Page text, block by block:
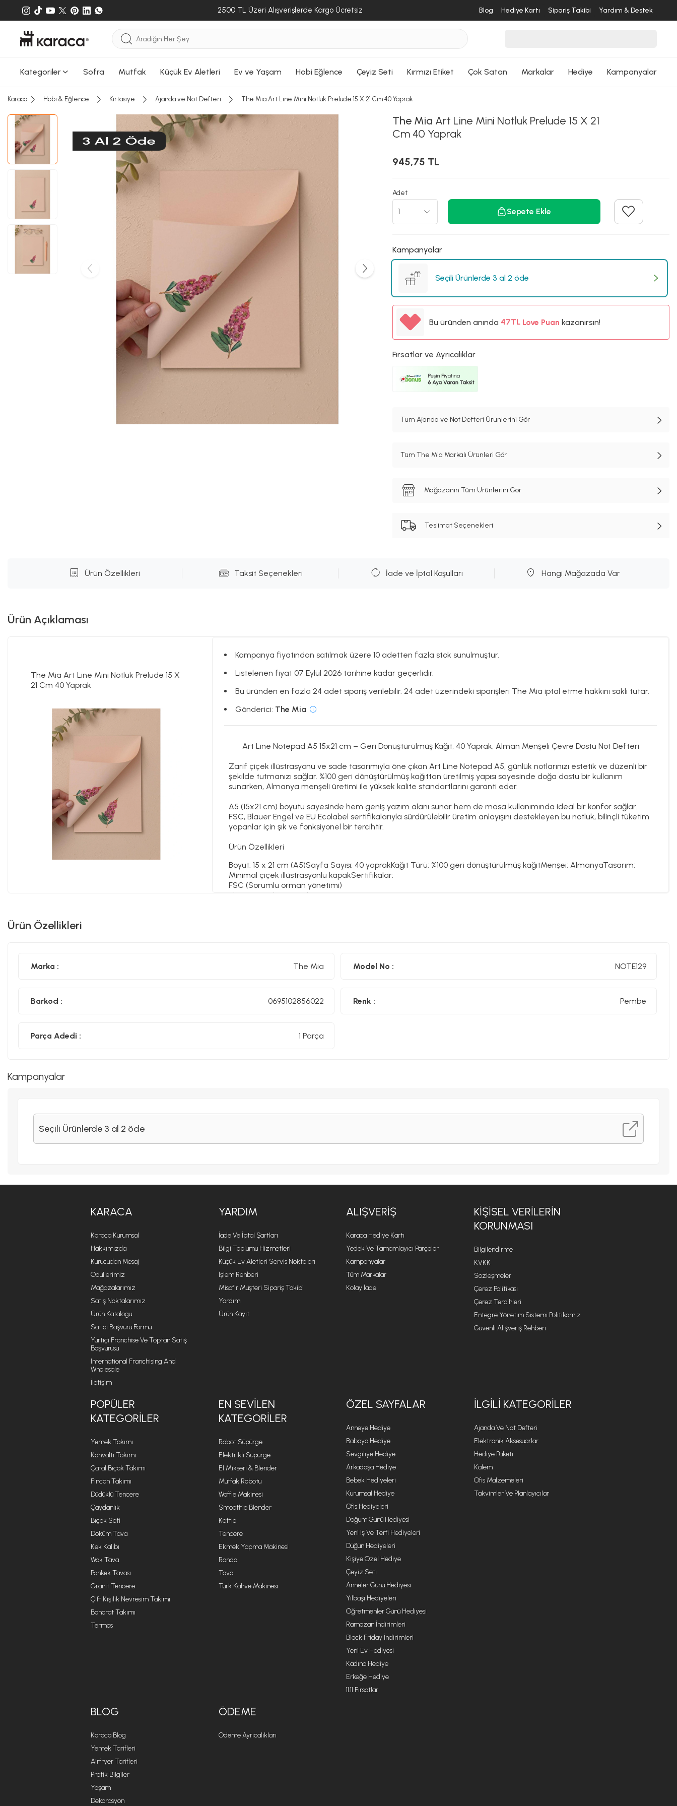
2500 TL Üzeri Alışverişlerde Kargo Ücretsiz Blog Hediye Kartı Sipariş Takibi Yardım & Destek
Kategoriler Sofra Mutfak Küçük Ev Aletleri Ev ve Yaşam Hobi Eğlence Çeyiz Seti Kırmızı Etiket Çok Satan Markalar Hediye Kampanyalar
ALIŞVERİŞE DEVAM ET
Karaca Hobi & Eğlence Kırtasiye Ajanda ve Not Defteri The Mia Art Line Mini Notluk Prelude 15 X 21 Cm 40 Yaprak
The Mia Art Line Mini Notluk Prelude 15 X 21
Cm 40 Yaprak
945,75 TL
Adet
Sepete Ekle
Kampanyalar
Seçili Ürünlerde 3 al 2 öde
Bu üründen anında %5
%5
Love Puankazanırsın!
Fırsatlar ve Ayrıcalıklar
Tüm Ajanda ve Not Defteri Ürünlerini Gör
Tüm The Mia Markalı Ürünleri Gör
Mağazanın Tüm Ürünlerini Gör
Teslimat Seçenekleri
Ürün Özellikleri Taksit Seçenekleri İade ve İptal Koşulları Hangi Mağazada Var
Ürün Açıklaması
The Mia Art Line Mini Notluk Prelude 15 X
21 Cm 40 Yaprak
Kampanya fiyatından satılmak üzere 10 adetten fazla stok sunulmuştur.
Listelenen fiyat 07 Eylül 2026 tarihine kadar geçerlidir.
Bu üründen en fazla 24 adet sipariş verilebilir. 24 adet üzerindeki siparişleri The Mia iptal etme hakkını saklı tutar.
Gönderici: The Mia
Art Line Notepad A5 15x21 cm – Geri Dönüştürülmüş Kağıt, 40 Yaprak, Alman Menşeli Çevre Dostu Not Defteri
Zarif çiçek illüstrasyonu ve sade tasarımıyla öne çıkanArt Line Notepad A5, günlük notlarınızı estetik ve düzenli bir
şekilde tutmanızı sağlar. %100 geri dönüştürülmüş kağıttan üretilmiş yapısı sayesinde doğa dostu bir kullanım
sunarken, Almanya menşeli üretimi ile yüksek kalite standartlarını garanti eder.
A5 (15x21 cm) boyutu sayesinde hem geniş yazım alanı sunar hem de masa kullanımında ideal bir konfor sağlar.
FSC, Blauer Engel ve EU Ecolabel sertifikalarıyla sürdürülebilir üretim anlayışını destekleyen bu notluk, bilinçli tüketim
yapanlar için şık ve fonksiyonel bir tercihtir.
Ürün Özellikleri
Boyut: 15 x 21 cm (A5)Sayfa Sayısı: 40 yaprakKağıt Türü: %100 geri dönüştürülmüş kağıtMenşei: AlmanyaTasarım:
Minimal çiçek illüstrasyonlu kapakSertifikalar:
FSC (Sorumlu orman yönetimi)
Blauer Engel (Çevre dostu üretim)
Ürün Özellikleri
Marka : The Mia Model No : NOTE129
Barkod : 0695102856022 Renk : Pembe
Parça Adedi : 1 Parça
SEPETE GİT
SEPETE GİT
Kampanyalar
Seçili Ürünlerde 3 al 2 öde
KARACA
Karaca Kurumsal
Hakkımızda
Kurucudan Mesaj
Ödüllerimiz
Mağazalarımız
Satış Noktalarımız
Ürün Katalogu
Satıcı Başvuru Formu
Yurtiçi Franchise Ve Toptan Satış
Başvurusu
International Franchising And
Wholesale
İletişim
YARDIM
İade Ve İptal Şartları
Bilgi Toplumu Hizmetleri
Küçük Ev Aletleri Servis Noktaları
İşlem Rehberi
Misafir Müşteri Sipariş Takibi
Yardım
Ürün Kayıt
ALIŞVERIŞ
Karaca Hediye Kartı
Yedek Ve Tamamlayıcı Parçalar
Kampanyalar
Tüm Markalar
Kolay İade
KIŞISEL VERILERIN
KORUNMASI
Bilgilendirme
KVKK
Sözleşmeler
Çerez Politikası
Çerez Tercihleri
Entegre Yönetim Sistemi Politikamız
Güvenli Alışveriş Rehberi
POPÜLER
KATEGORILER
Yemek Takımı
Kahvaltı Takımı
Çatal Bıçak Takımı
Fincan Takımı
Düdüklü Tencere
Çaydanlık
Bıçak Seti
Döküm Tava
Kek Kalıbı
Wok Tava
Pankek Tavası
Granit Tencere
Çift Kişilik Nevresim Takımı
Baharat Takımı
Termos
EN SEVILEN
KATEGORILER
Robot Süpürge
Elektrikli Süpürge
El Mikseri & Blender
Mutfak Robotu
Waffle Makinesi
Smoothie Blender
Kettle
Tencere
Ekmek Yapma Makinesi
Rondo
Tava
Türk Kahve Makinesi
ÖZEL SAYFALAR
Anneye Hediye
Babaya Hediye
Sevgiliye Hediye
Arkadaşa Hediye
Bebek Hediyeleri
Kurumsal Hediye
Ofis Hediyeleri
Doğum Günü Hediyesi
Yeni Iş Ve Terfi Hediyeleri
Düğün Hediyeleri
Kişiye Özel Hediye
Çeyiz Seti
Anneler Günü Hediyesi
Yılbaşı Hediyeleri
Öğretmenler Günü Hediyesi
Ramazan İndirimleri
Black Friday İndirimleri
Yeni Ev Hediyesi
Kadına Hediye
Erkeğe Hediye
11.11 Fırsatlar
İLGILI KATEGORILER
Ajanda Ve Not Defteri
Elektronik Aksesuarlar
Hediye Paketi
Kalem
Ofis Malzemeleri
Takvimler Ve Planlayıcılar
BLOG
Karaca Blog
Yemek Tarifleri
Airfryer Tarifleri
Pratik Bilgiler
Yaşam
Dekorasyon
ÖDEME
Ödeme Ayrıcalıkları